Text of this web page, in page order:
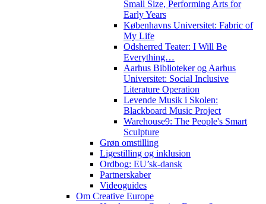
Small Size, Performing Arts for
Early Years
Københavns Universitet: Fabric of
My Life
Odsherred Teater: I Will Be
Everything…
Aarhus Biblioteker og Aarhus
Universitet: Social Inclusive
Literature Operation
Levende Musik i Skolen:
Blackboard Music Project
Warehouse9: The People's Smart
Sculpture
Grøn omstilling
Ligestilling og inklusion
Ordbog: EU’sk-dansk
Partnerskaber
Videoguides
Om Creative Europe